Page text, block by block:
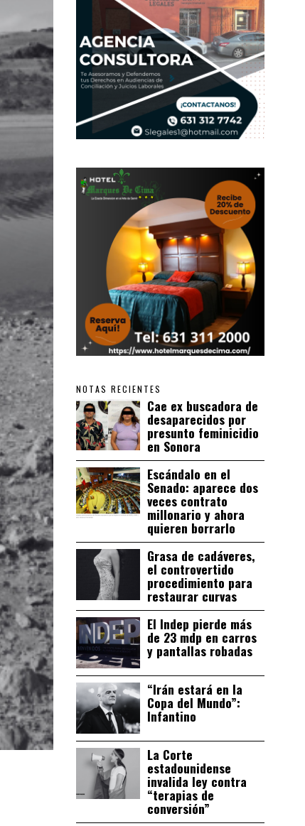
NOTAS RECIENTES
Cae ex buscadora de
desaparecidos por
presunto feminicidio
en Sonora
Escándalo en el
Senado: aparece dos
veces contrato
millonario y ahora
quieren borrarlo
Grasa de cadáveres,
el controvertido
procedimiento para
restaurar curvas
El Indep pierde más
de 23 mdp en carros
y pantallas robadas
“Irán estará en la
Copa del Mundo”:
Infantino
La Corte
estadounidense
invalida ley contra
“terapias de
conversión”